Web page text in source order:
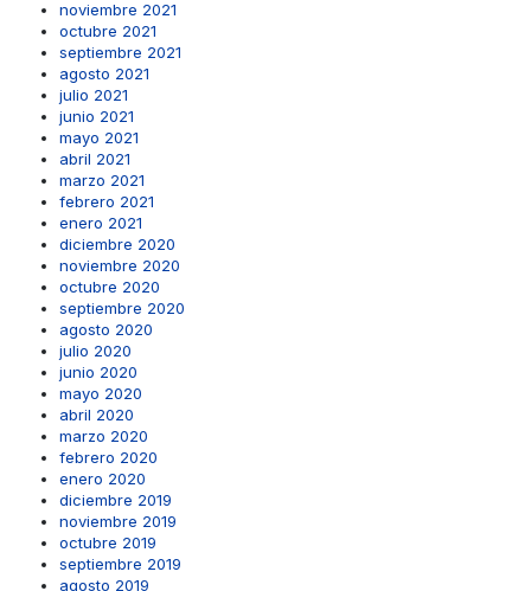
noviembre 2021
octubre 2021
septiembre 2021
agosto 2021
julio 2021
junio 2021
mayo 2021
abril 2021
marzo 2021
febrero 2021
enero 2021
diciembre 2020
noviembre 2020
octubre 2020
septiembre 2020
agosto 2020
julio 2020
junio 2020
mayo 2020
abril 2020
marzo 2020
febrero 2020
enero 2020
diciembre 2019
noviembre 2019
octubre 2019
septiembre 2019
agosto 2019